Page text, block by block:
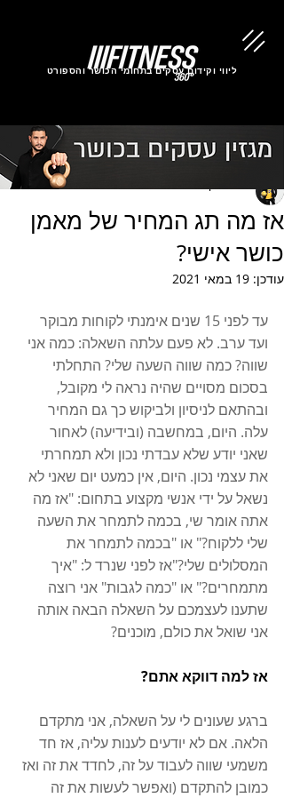
ליווי וקידום עסקים בתחומי הכושר והספורט
אז מה תג המחיר של מאמן
כושר אישי?
עודכן: 19 במאי 2021
עד לפני 15 שנים אימנתי לקוחות מבוקר
ועד ערב. לא פעם עלתה השאלה: כמה אני
שווה? כמה שווה השעה שלי? התחלתי
בסכום מסויים שהיה נראה לי מקובל,
ובהתאם לניסיון ולביקוש כך גם המחיר
עלה. היום, במחשבה (ובידיעה) לאחור
שאני יודע שלא עבדתי נכון ולא תמחרתי
את עצמי נכון. היום, אין כמעט יום שאני לא
נשאל על ידי אנשי מקצוע בתחום: "אז מה
אתה אומר שי, בכמה לתמחר את השעה
שלי ללקוח?" או "בכמה לתמחר את
המסלולים שלי?"אז לפני שנרד ל: "איך
מתמחרים?" או "כמה לגבות" אני רוצה
שתענו לעצמכם על השאלה הבאה אותה
אני שואל את כולם, מוכנים?
אז למה דווקא אתם?
ברגע שעונים לי על השאלה, אני מתקדם
הלאה. אם לא יודעים לענות עליה, אז חד
משמעי שווה לעבוד על זה, לחדד את זה ואז
כמובן להתקדם (ואפשר לעשות את זה